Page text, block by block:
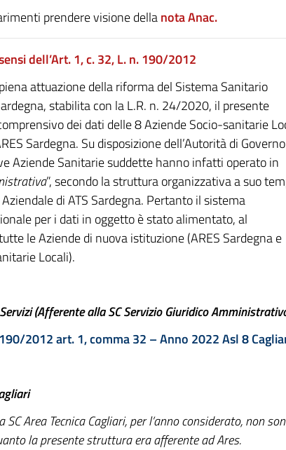
prendere visione dellanota Anac.
dell’Art. 1, c. 32, L. n.190/2012
attuazione della riforma del Sistema Sanitario
stabilita con la L.R. n. 24/2020, il presente
dei dati delle 8 Aziende Socio-sanitarie
Sardegna. Su disposizione dell’Autorità di Governo
Aziende Sanitarie suddette hanno infatti operato in
”, secondo la struttura organizzativa a suo
di ATS Sardegna. Pertanto il sistema
per i dati in oggetto è stato alimentato, al
le Aziende di nuova istituzione (ARES Sardegna e
Locali).
(Afferente alla SC Servizio Giuridico
2012 art. 1, comma 32 – Anno 2022 Asl 8
Area Tecnica Cagliari, per l’anno considerato, non
la presente struttura era afferente ad Ares.